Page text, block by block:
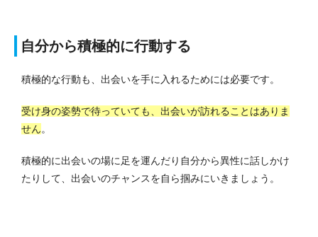
自分から積極的に行動する
積極的な行動も、出会いを手に入れるためには必要です。
受け身の姿勢で待っていても、出会いが訪れることはありま
せん。
積極的に出会いの場に足を運んだり自分から異性に話しかけ
たりして、出会いのチャンスを自ら掴みにいきましょう。